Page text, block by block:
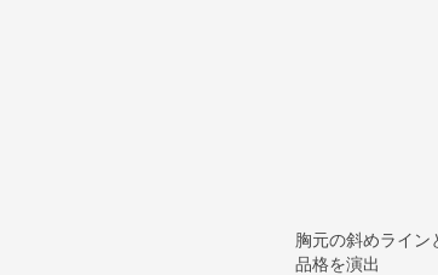
胸元の斜めライン
品格を演出